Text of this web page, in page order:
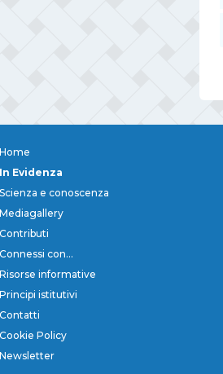
Home
In Evidenza
Scienza e conoscenza
Mediagallery
Contributi
Connessi con...
Risorse informative
Principi istitutivi
Contatti
Cookie Policy
Newsletter